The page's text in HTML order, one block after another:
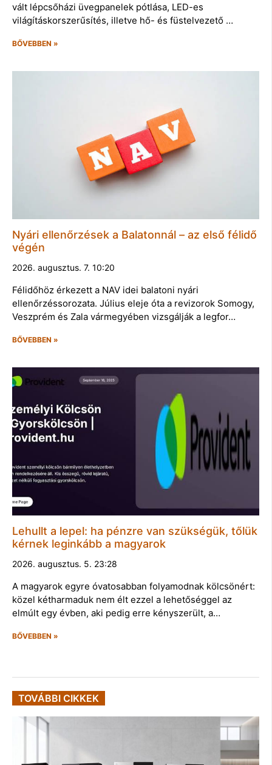
vált lépcsőházi üvegpanelek pótlása, LED-es
világításkorszerűsítés, illetve hő- és füstelvezető …
BŐVEBBEN »
Nyári ellenőrzések a Balatonnál – az első félidő
végén
2026. augusztus. 7. 10:20
Félidőhöz érkezett a NAV idei balatoni nyári
ellenőrzéssorozata. Július eleje óta a revizorok Somogy,
Veszprém és Zala vármegyében vizsgálják a legfor…
BŐVEBBEN »
Lehullt a lepel: ha pénzre van szükségük, tőlük
kérnek leginkább a magyarok
2026. augusztus. 5. 23:28
A magyarok egyre óvatosabban folyamodnak kölcsönért:
közel kétharmaduk nem élt ezzel a lehetőséggel az
elmúlt egy évben, aki pedig erre kényszerült, a…
BŐVEBBEN »
TOVÁBBI CIKKEK